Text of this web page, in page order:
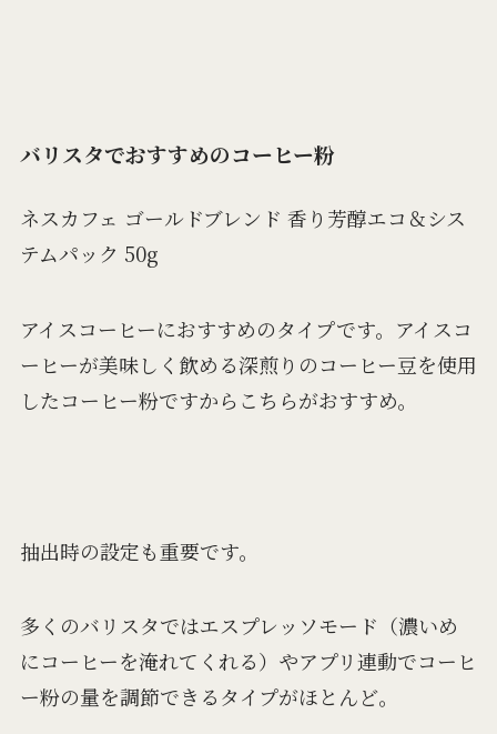
バリスタでおすすめのコーヒー粉
ネスカフェ ゴールドブレンド 香り芳醇エコ＆シス
テムパック 50g
アイスコーヒーにおすすめのタイプです。アイスコ
ーヒーが美味しく飲める深煎りのコーヒー豆を使用
したコーヒー粉ですからこちらがおすすめ。
抽出時の設定も重要です。
多くのバリスタではエスプレッソモード（濃いめ
にコーヒーを淹れてくれる）やアプリ連動でコーヒ
ー粉の量を調節できるタイプがほとんど。